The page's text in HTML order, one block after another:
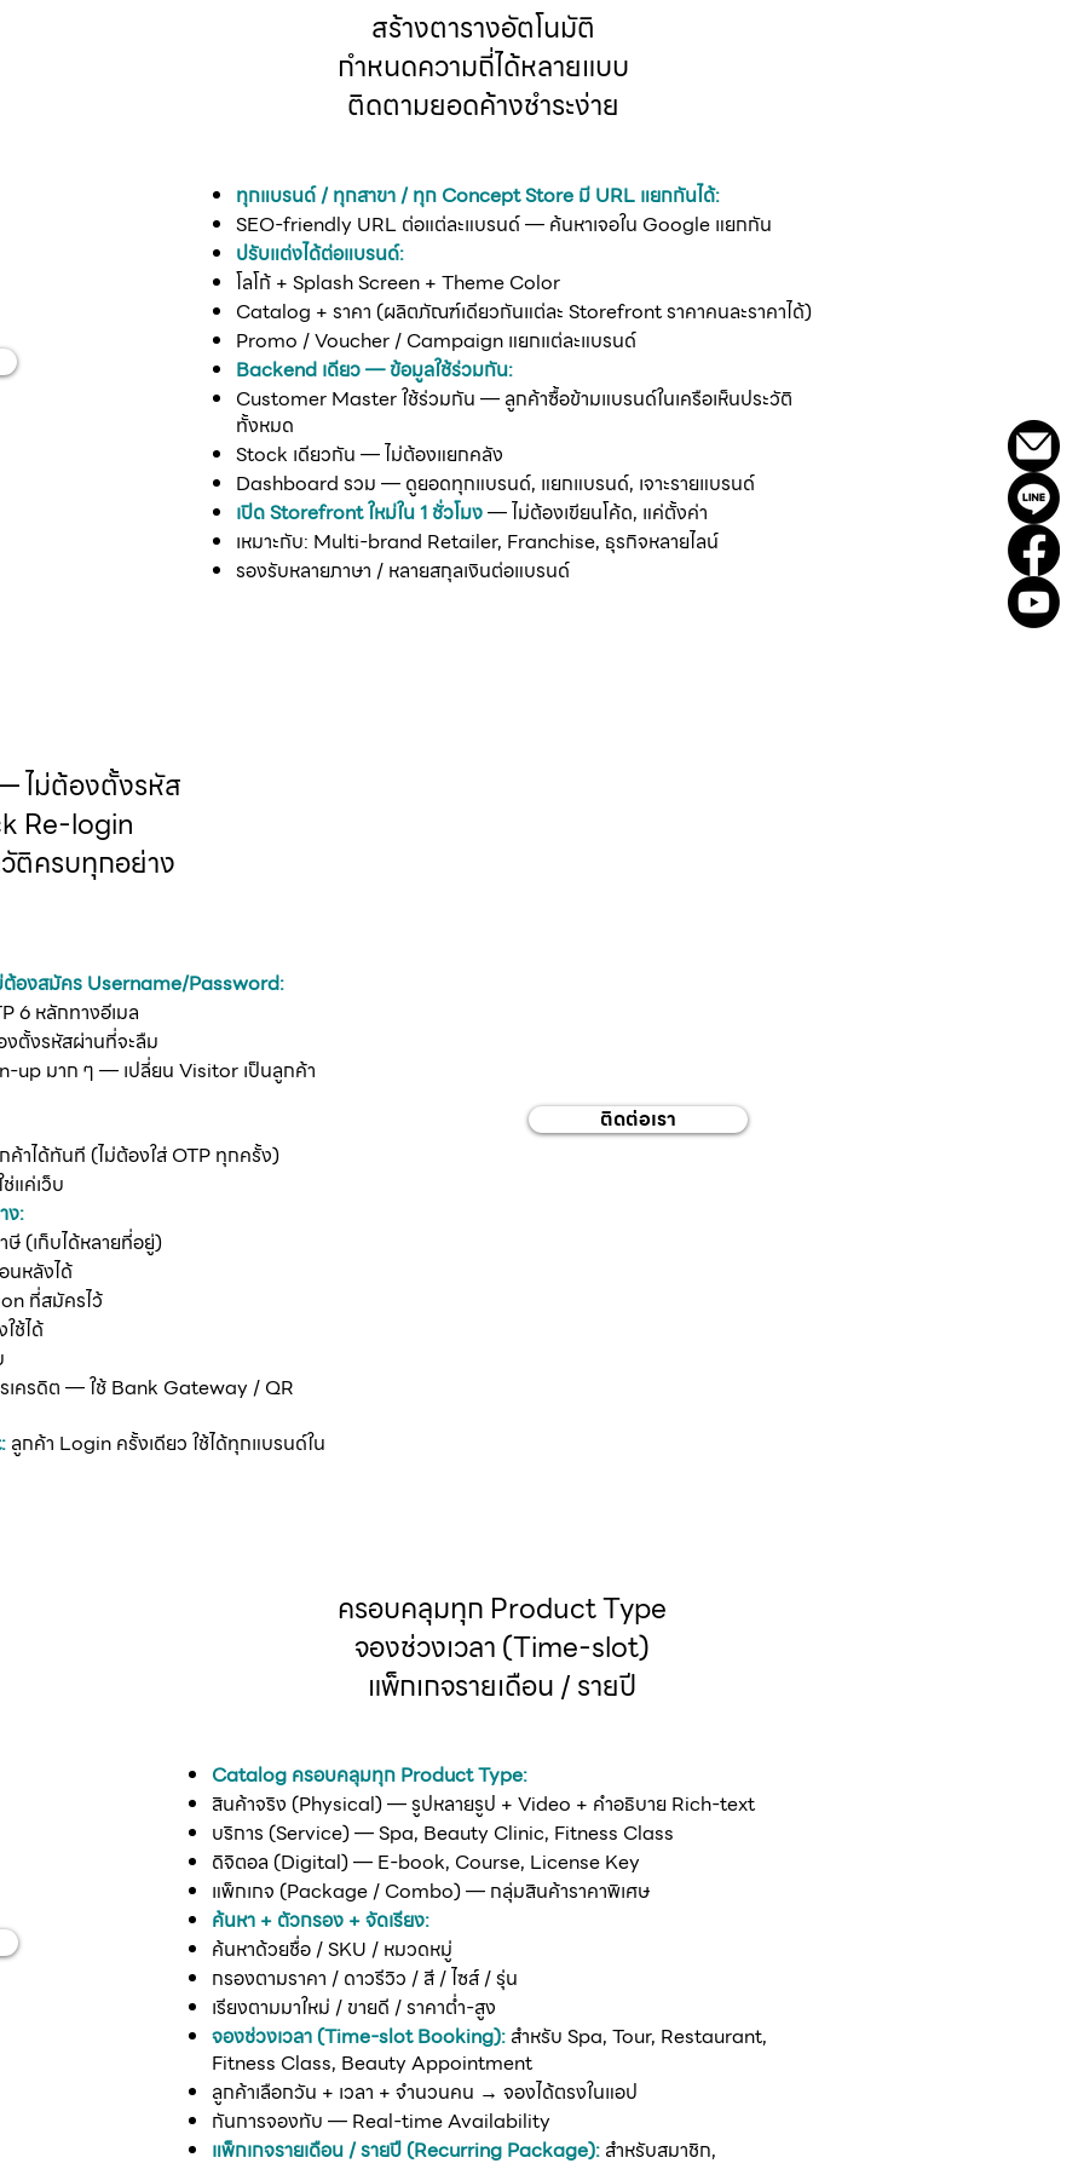
สร้างตารางอัตโนมัติ
กำหนดความถี่ได้หลายแบบ
ติดตามยอดค้างชำระง่าย
ทุกแบรนด์ / ทุกสาขา / ทุก Concept Store มี URL แยกกันได้:
SEO-friendly URL ต่อแต่ละแบรนด์ — ค้นหาเจอใน Google แยกกัน
ปรับแต่งได้ต่อแบรนด์:
โลโก้ + Splash Screen + Theme Color
Catalog + ราคา (ผลิตภัณฑ์เดียวกันแต่ละ Storefront ราคาคนละราคาได้)
Promo / Voucher / Campaign แยกแต่ละแบรนด์
Backend เดียว — ข้อมูลใช้ร่วมกัน:
Customer Master ใช้ร่วมกัน — ลูกค้าซื้อข้ามแบรนด์ในเครือเห็นประวัติ
ทั้งหมด
Stock เดียวกัน — ไม่ต้องแยกคลัง
Dashboard รวม — ดูยอดทุกแบรนด์, แยกแบรนด์, เจาะรายแบรนด์
เปิด Storefront ใหม่ใน 1 ชั่วโมง— ไม่ต้องเขียนโค้ด, แค่ตั้งค่า
เหมาะกับ: Multi-brand Retailer, Franchise, ธุรกิจหลายไลน์
รองรับหลายภาษา / หลายสกุลเงินต่อแบรนด์
ไม่ต้องตั้งรหัส
Re-login
ติครบทุกอย่าง
องสมัคร Username/Password:
6 หลักทางอีเมล
ตั้งรหัสผ่านที่จะลืม
up มาก ๆ — เปลี่ยน Visitor เป็นลูกค้า
าได้ทันที (ไม่ต้องใส่ OTP ทุกครั้ง)
แค่เว็บ
ง:
(เก็บได้หลายที่อยู่)
นหลังได้
ที่สมัครไว้
ช้ได้
เครดิต — ใช้ Bank Gateway / QR
ลูกค้า Login ครั้งเดียว ใช้ได้ทุกแบรนด์ใน
ติดต่อเรา
ครอบคลุมทุก Product Type
จองช่วงเวลา (Time-slot)
แพ็กเกจรายเดือน / รายปี
Catalog ครอบคลุมทุก Product Type:
สินค้าจริง (Physical) — รูปหลายรูป + Video + คำอธิบาย Rich-text
บริการ (Service) — Spa, Beauty Clinic, Fitness Class
ดิจิตอล (Digital) — E-book, Course, License Key
แพ็กเกจ (Package / Combo) — กลุ่มสินค้าราคาพิเศษ
ค้นหา + ตัวกรอง + จัดเรียง:
ค้นหาด้วยชื่อ / SKU / หมวดหมู่
กรองตามราคา / ดาวรีวิว / สี / ไซส์ / รุ่น
เรียงตามมาใหม่ / ขายดี / ราคาต่ำ-สูง
จองช่วงเวลา (Time-slot Booking): สำหรับ Spa, Tour, Restaurant,
Fitness Class, Beauty Appointment
ลูกค้าเลือกวัน + เวลา + จำนวนคน → จองได้ตรงในแอป
กันการจองทับ — Real-time Availability
แพ็กเกจรายเดือน / รายปี (Recurring Package): สำหรับสมาชิก,